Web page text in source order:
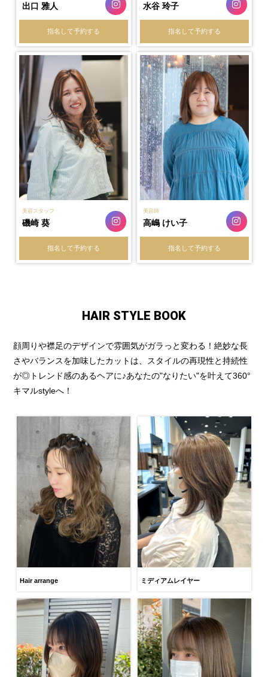
出口 雅人
指名して予約する
水谷 玲子
指名して予約する
美容スタッフ
磯崎 葵
指名して予約する
美容師
高嶋 けい子
指名して予約する
HAIR STYLE BOOK
顔周りや襟足のデザインで雰囲気がガラっと変わる！絶妙な長
さやバランスを加味したカットは、スタイルの再現性と持続性
が◎トレンド感のあるヘアに♪あなたの"なりたい"を叶えて360°
キマルstyleへ！
Hair arrange ミディアムレイヤー